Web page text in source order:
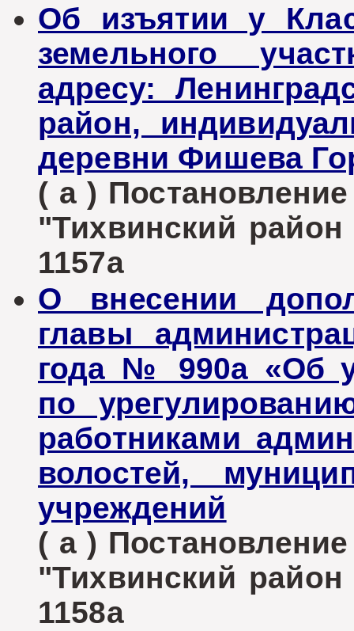
Об изъятии у
земельного
адресу:
район,
деревни Фишева
( а )
"Тихвинский
1157а
О внесении
главы
года № 990а «Об
по
работниками
волостей,
учреждений
( а )
"Тихвинский
1158а